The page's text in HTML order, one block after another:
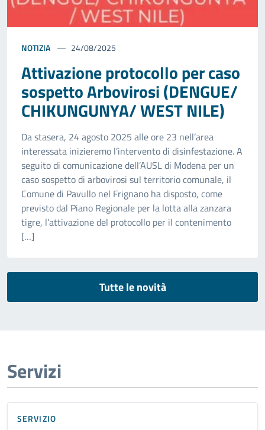
NOTIZIA 24/08/2025
Attivazione protocollo per caso
sospetto Arbovirosi (DENGUE/
CHIKUNGUNYA/ WEST NILE)
Da stasera, 24 agosto 2025 alle ore 23 nell’area
interessata inizieremo l’intervento di disinfestazione. A
seguito di comunicazione dell’AUSL di Modena per un
caso sospetto di arbovirosi sul territorio comunale, il
Comune di Pavullo nel Frignano ha disposto, come
previsto dal Piano Regionale per la lotta alla zanzara
tigre, l’attivazione del protocollo per il contenimento
[…]
Tutte le novità
Servizi
SERVIZIO